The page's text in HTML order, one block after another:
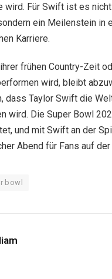
wird. Für Swift ist es
ein Meilenstein in
Karriere.
frühen Country-Zeit
wird, bleibt
dass Taylor Swift die
wird. Die Super Bowl
und mit Swift an der
Abend für Fans auf der
bowl